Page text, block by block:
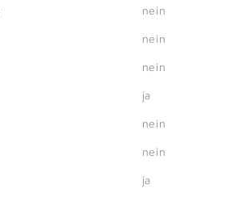
nein
nein
nein
ja
nein
nein
ja